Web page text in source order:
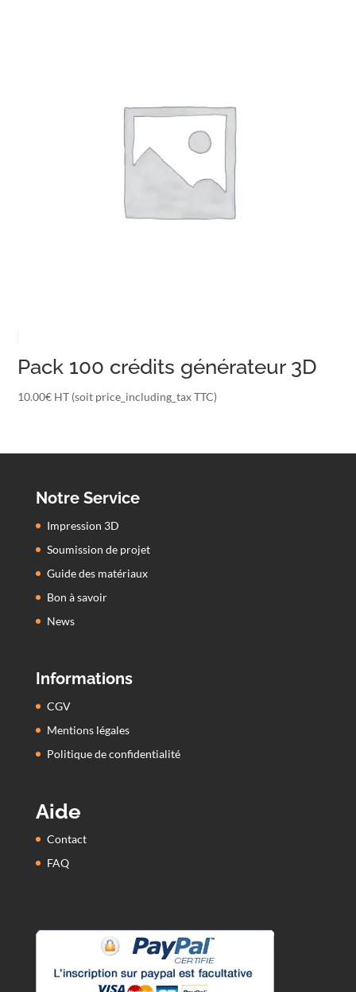
Pack 100 crédits générateur 3D
10.00€ HT (soit price_including_tax TTC)
Notre Service
Impression 3D
Soumission de projet
Guide des matériaux
Bon à savoir
News
Informations
CGV
Mentions légales
Politique de confidentialité
Aide
Contact
FAQ